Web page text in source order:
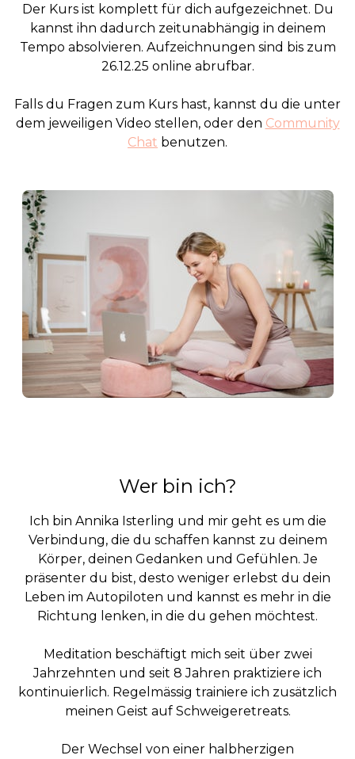
Der Kurs ist komplett für dich aufgezeichnet. Du
kannst ihn dadurch zeitunabhängig in deinem
Tempo absolvieren. Aufzeichnungen sind bis zum
26.12.25 online abrufbar.
Falls du Fragen zum Kurs hast, kannst du die unter
dem jeweiligen Video stellen, oder den Community
Chat benutzen.
Wer bin ich?
Ich bin Annika Isterling und mir geht es um die
Verbindung, die du schaffen kannst zu deinem
Körper, deinen Gedanken und Gefühlen. Je
präsenter du bist, desto weniger erlebst du dein
Leben im Autopiloten und kannst es mehr in die
Richtung lenken, in die du gehen möchtest.
Meditation beschäftigt mich seit über zwei
Jahrzehnten und seit 8 Jahren praktiziere ich
kontinuierlich. Regelmässig trainiere ich zusätzlich
meinen Geist auf Schweigeretreats.
Der Wechsel von einer halbherzigen